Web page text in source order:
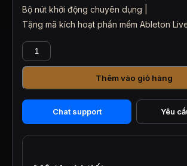
Bộ nút khởi động chuyên dụng |
Tặng mã kích hoạt phần mềm Ableton
AKAI
APC
KEY
MK
II
Đàn
Làm
Thêm vào giỏ hàng
Chat support Yêu